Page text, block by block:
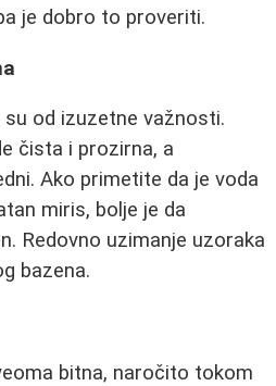
je dobro to proveriti.
od izuzetne važnosti.
čista i prozirna, a
Ako primetite da je voda
miris, bolje je da
Redovno uzimanje uzoraka
bazena.
bitna, naročito tokom